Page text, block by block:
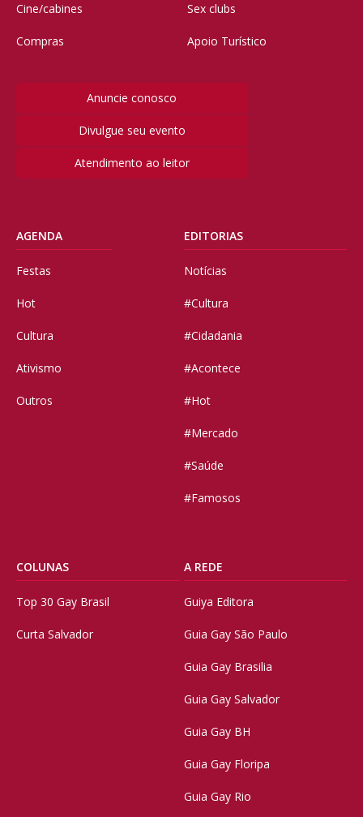
Cine/cabines
Compras
Sex clubs
Apoio Turístico
Anuncie conosco
Divulgue seu evento
Atendimento ao leitor
AGENDA
Festas
Hot
Cultura
Ativismo
Outros
EDITORIAS
Notícias
#Cultura
#Cidadania
#Acontece
#Hot
#Mercado
#Saúde
#Famosos
COLUNAS
Top 30 Gay Brasil
Curta Salvador
A REDE
Guiya Editora
Guia Gay São Paulo
Guia Gay Brasilia
Guia Gay Salvador
Guia Gay BH
Guia Gay Floripa
Guia Gay Rio